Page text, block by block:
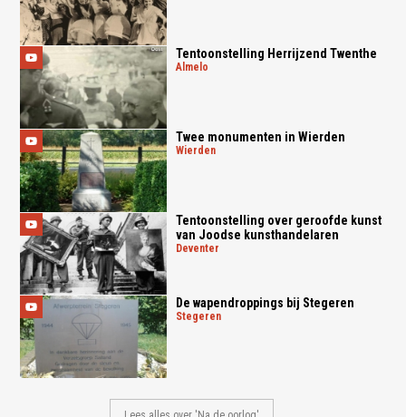
Tentoonstelling Herrijzend Twenthe
almelo
Twee monumenten in Wierden
wierden
Tentoonstelling over geroofde kunst
van Joodse kunsthandelaren
deventer
De wapendroppings bij Stegeren
stegeren